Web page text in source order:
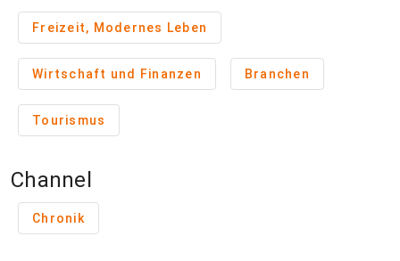
Freizeit, Modernes Leben
Wirtschaft und Finanzen Branchen
Tourismus
Channel
Chronik